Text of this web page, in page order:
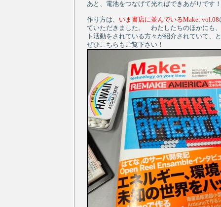
あと、電池をつなげて光ればできあがりです！
作り方は、 いま書店に並んでいるMake: vol.08
ていただきました。 わたしたちのほかにも
ト活動をされている方々が紹介されていて、
ぜひこちらもご覧下さい！